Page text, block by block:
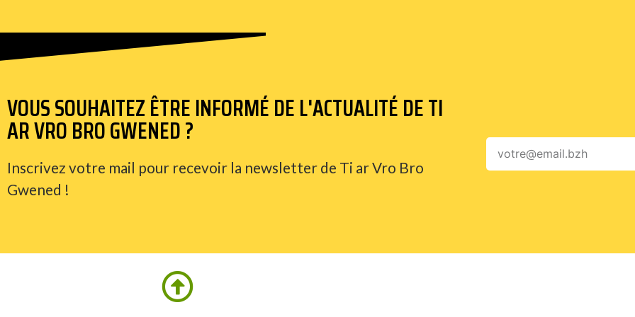
VOUS SOUHAITEZ ÊTRE INFORMÉ DE L'ACTUALITÉ DE TI
AR VRO BRO GWENED ?
Inscrivez votre mail pour recevoir la newsletter de Ti ar Vro Bro
Gwened !